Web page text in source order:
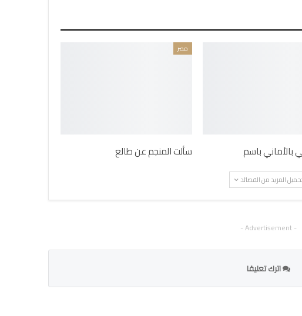
بالأماني باسم
مصر
سألت المنجم عن طالع
المزيد من القصائد
- Advertisement -
اترك تعليقا